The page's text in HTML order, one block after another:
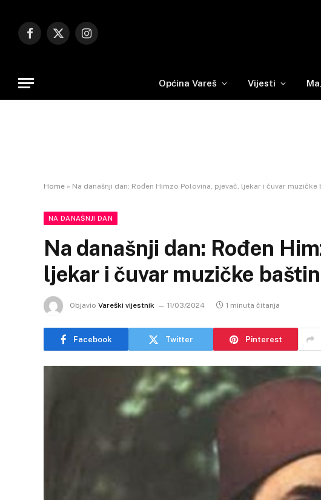
Facebook
X
Instagram
Općina Vareš Vijesti
Home » Na današnji dan: Rođen Himzo Polovina, pjevač, ljekar i čuvar muzičke
NA DANAŠNJI DAN
Na današnji dan: Rođen
ljekar i čuvar muzičke
Objavio Vareški vijestnik 11/03/2024 1 minuta čitanja
Facebook Twitter Pinterest